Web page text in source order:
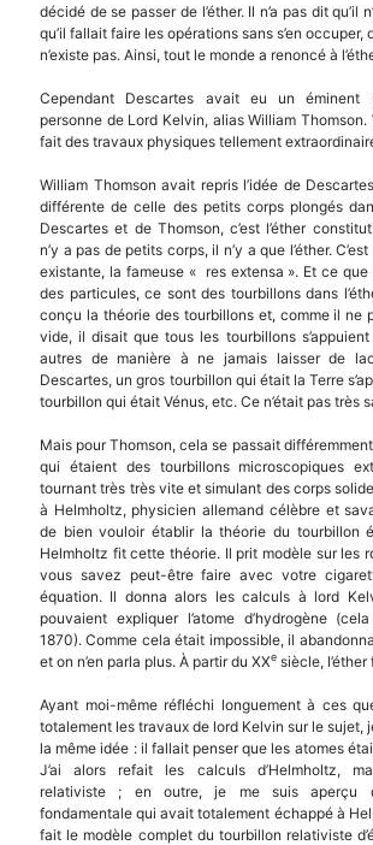
décidé de se passer de l’éther. Il n’a pas dit qu’il
qu’il fallait faire les opérations sans s’en occuper,
n’existe pas. Ainsi, tout le monde a renoncé à
Cependant Descartes avait eu un éminent
personne de Lord Kelvin, alias William Thomson.
fait des travaux physiques tellement
William Thomson avait repris l’idée de
différente de celle des petits corps plongés
Descartes et de Thomson, c’est l’éther
n’y a pas de petits corps, il n’y a que l’éther.
existante, la fameuse « res extensa ». Et ce que
des particules, ce sont des tourbillons dans
conçu la théorie des tourbillons et, comme il ne
vide, il disait que tous les tourbillons
autres de manière à ne jamais laisser de
Descartes, un gros tourbillon qui était la Terre
tourbillon qui était Vénus, etc. Ce n’était pas très
Mais pour Thomson, cela se passait
qui étaient des tourbillons microscopiques
tournant très très vite et simulant des corps
à Helmholtz, physicien allemand célèbre et
de bien vouloir établir la théorie du tourbillon
Helmholtz fit cette théorie. Il prit modèle sur les
vous savez peut-être faire avec votre
équation. Il donna alors les calculs à lord
pouvaient expliquer l’atome d’hydrogène
1870). Comme cela était impossible, il
et on n’en parla plus. À partir du XXe siècle,
Ayant moi-même réfléchi longuement à ces
totalement les travaux de lord Kelvin sur le sujet,
la même idée : il fallait penser que les atomes
J’ai alors refait les calculs d’Helmholtz,
relativiste ; en outre, je me suis aperçu
fondamentale qui avait totalement échappé à
fait le modèle complet du tourbillon relativiste